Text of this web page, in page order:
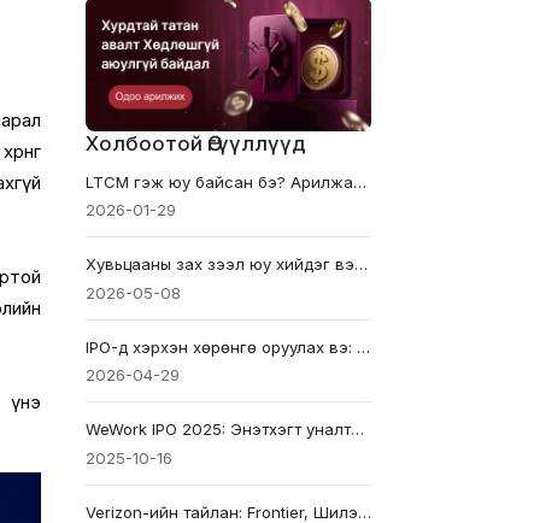
үнэ
Холбоотой Өгүүллүүд
LTCM гэж юу байсан бэ? Арилжаачдад зориулсан хөшүүргийн хичээлүүд
2026-01-29
Хувьцааны зах зээл юу хийдэг вэ? Гол үүргүүдийг тайлбарлав
2026-05-08
IPO-д хэрхэн хөрөнгө оруулах вэ: Эхлэгчид болон хөрөнгө оруулагчдад зориулсан бүрэн гарын авлага
2026-04-29
WeWork IPO 2025: Энэтхэгт уналтад орсон аваргыг сэргээж чадах уу?
2025-10-16
Verizon-ийн тайлан: Frontier, Шилэн кабель болон Өр төлбөр нь EPS-ээс илүү чухал